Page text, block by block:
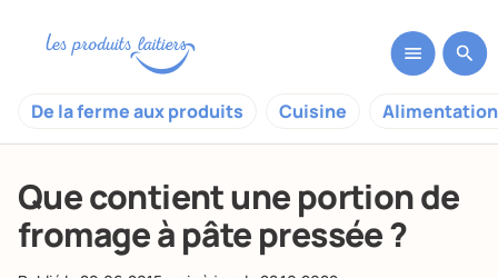
De la ferme aux produits Cuisine
Que contient une portion de
fromage à pâte pressée ?